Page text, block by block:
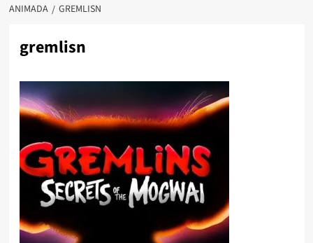
ANIMADA
GREMLISN
gremlisn